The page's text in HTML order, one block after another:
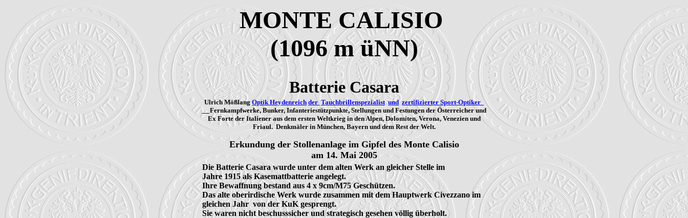
MONTE CALISIO
(1096 m üNN)
Batterie Casara
Ulrich MößlangOptik Heydenreich der Tauchbrillenspezialist und zertifizierter Sport-Optiker
Fernkampfwerke, Bunker, Infanteriestützpunkte, Stellungen und Festungen der Österreicher und
Ex Forte der Italiener aus dem ersten Weltkrieg in den Alpen, Dolomiten, Verona, Venezien und
Friaul. Denkmäler in München, Bayern und dem Rest der Welt.
Erkundung der Stollenanlage im Gipfel des Monte Calisio
am 14. Mai 2005
Die Batterie Casara wurde unter dem alten Werk an gleicher Stelle im
Jahre 1915 als Kasemattbatterie angelegt.
Ihre Bewaffnung bestand aus 4 x 9cm/M75 Geschützen.
Das alte oberirdische Werk wurde zusammen mit dem Hauptwerk Civezzano im
gleichen Jahr  von der KuK gesprengt.
Sie waren nicht beschusssicher und strategisch gesehen völlig überholt.